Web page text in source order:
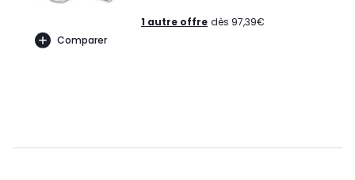
Comparer
1 autre offre dès 97,39€